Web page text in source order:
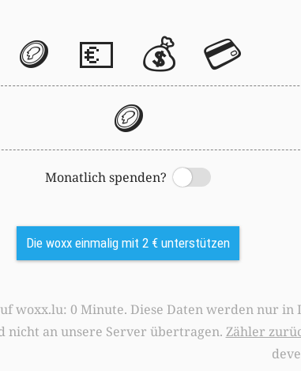
🪙 💶 💰 💳
🪙
Monatlich spenden?
Switch
Die woxx einmalig mit 2 € unterstützen
nur in Ihrem Browser
nicht an unsere Server übertragen. Zähler